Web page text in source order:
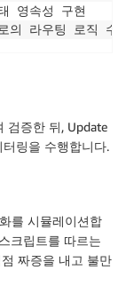
영속성 구현
라우팅 로직 수
검증한 뒤, Update
링을 수행합니다.
를 시뮬레이션합
크립트를 따르는
짜증을 내고 불만